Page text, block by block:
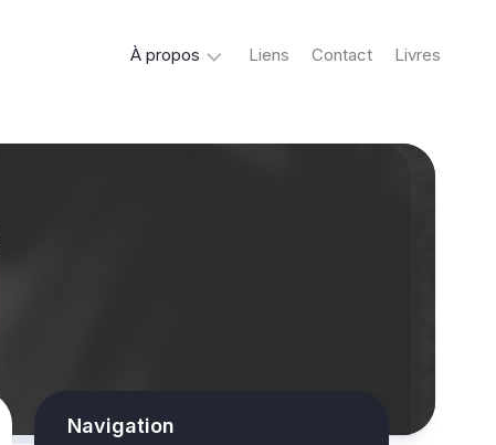
À propos
&
Horreur
Liens Contact Livres
Navigation